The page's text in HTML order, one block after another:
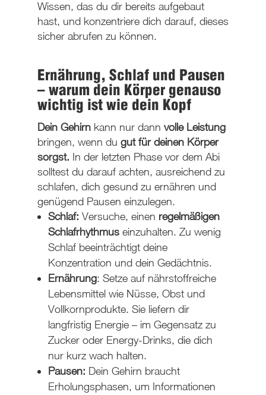
Wissen, das du dir bereits aufgebaut
hast, und konzentriere dich darauf, dieses
sicher abrufen zu können.
Ernährung, Schlaf und Pausen
– warum dein Körper genauso
wichtig ist wie dein Kopf
Dein Gehirnkann nur dann volle Leistung
bringen, wenn du gut für deinen Körper
sorgst. In der letzten Phase vor dem Abi
solltest du darauf achten, ausreichend zu
schlafen, dich gesund zu ernähren und
genügend Pausen einzulegen.
Schlaf: Versuche, einen regelmäßigen
Schlafrhythmuseinzuhalten. Zu wenig
Schlaf beeinträchtigt deine
Konzentration und dein Gedächtnis.
Ernährung: Setze auf nährstoffreiche
Lebensmittel wie Nüsse, Obst und
Vollkornprodukte. Sie liefern dir
langfristig Energie – im Gegensatz zu
Zucker oder Energy-Drinks, die dich
nur kurz wach halten.
Pausen: Dein Gehirn braucht
Erholungsphasen, um Informationen